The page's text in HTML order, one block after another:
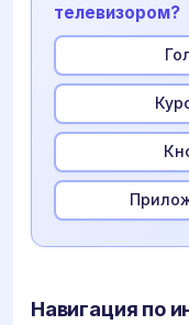
телевизором?
Навигация по